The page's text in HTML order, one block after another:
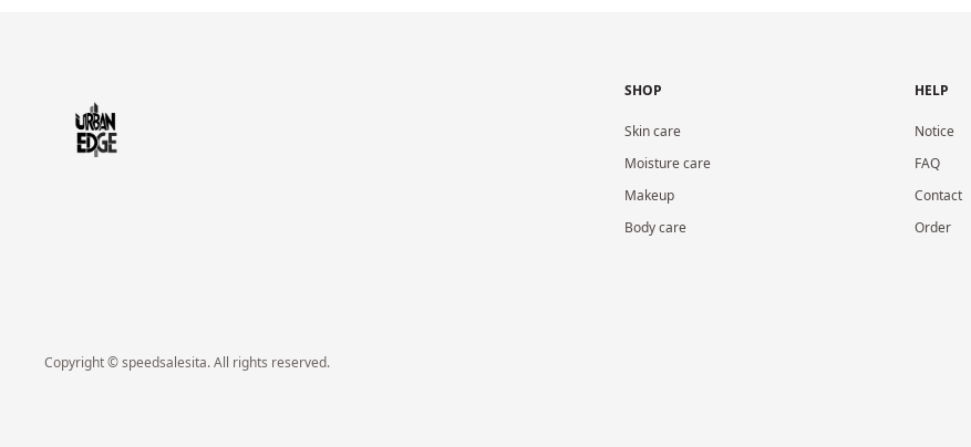
SHOP
Skin care
Moisture care
Makeup
Body care
HELP
Notice
FAQ
Contact
Order
Copyright © speedsalesita. All rights reserved.